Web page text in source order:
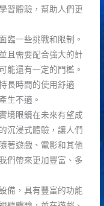
習體驗，幫助人們更
臨一些挑戰和限制。
且需要配合強大的計
能還有一定的門檻。
長時間的使用舒適
生不適。
境眼鏡在未來有望成
沉浸式體驗，讓人們
著遊戲、電影和其他
們帶來更加豐富、多
備，具有豐富的功能